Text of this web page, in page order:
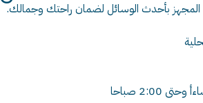
المجهز بأحدث الوسائل لضمان راحتك وجمالك.
وحتى صباحا